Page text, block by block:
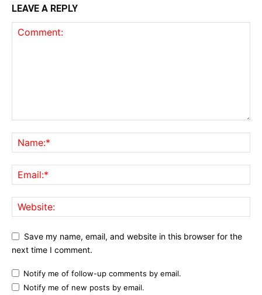
LEAVE A REPLY
Save my name, email, and website in this browser for the
next time I comment.
Notify me of follow-up comments by email.
Notify me of new posts by email.